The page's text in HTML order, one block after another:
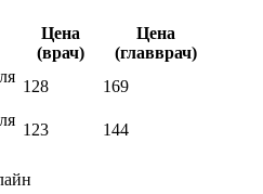
Цена
(врач)
Цена
(главврач)
128
169
123 144